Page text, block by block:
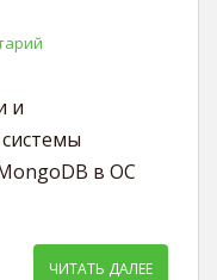
и
в ОС
ЧИТАТЬ ДАЛЕЕ